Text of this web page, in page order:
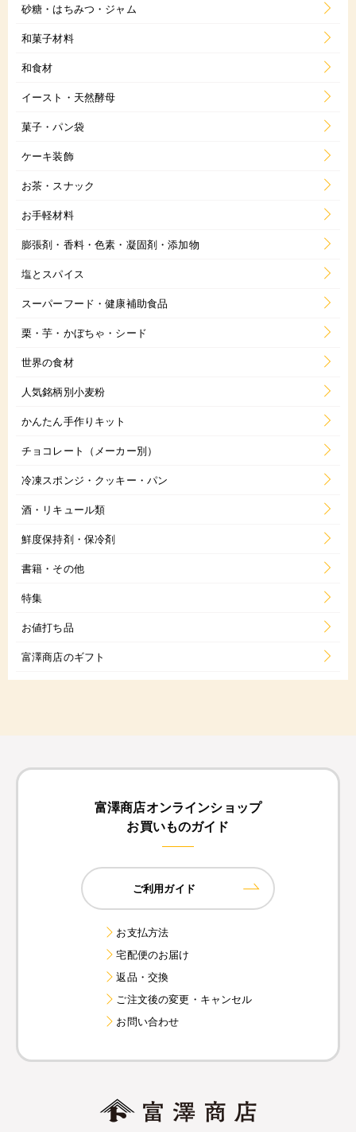
砂糖・はちみつ・ジャム
和菓子材料
和食材
イースト・天然酵母
菓子・パン袋
ケーキ装飾
お茶・スナック
お手軽材料
膨張剤・香料・色素・凝固剤・添加物
塩とスパイス
スーパーフード・健康補助食品
栗・芋・かぼちゃ・シード
世界の食材
人気銘柄別小麦粉
かんたん手作りキット
チョコレート（メーカー別）
冷凍スポンジ・クッキー・パン
酒・リキュール類
鮮度保持剤・保冷剤
書籍・その他
特集
お値打ち品
富澤商店のギフト
富澤商店オンラインショップ
お買いものガイド
ご利用ガイド
お支払方法
宅配便のお届け
返品・交換
ご注文後の変更・キャンセル
お問い合わせ